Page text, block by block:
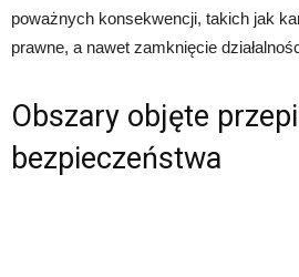
poważnych konsekwencji, takich jak
prawne, a nawet zamknięcie
Obszary objęte
bezpieczeństwa